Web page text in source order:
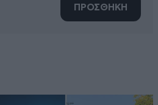
ΠΡΟΣΘΗΚΗ